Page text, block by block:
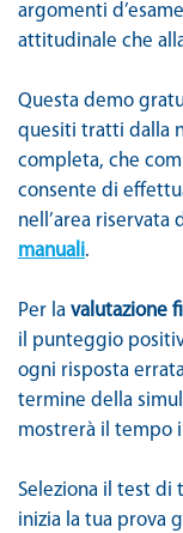
argomenti
attitudinale che
Questa demo
quesiti tratti dalla
completa, che
consente di
nell’area riservata
manuali.
Per la valutazione
il punteggio
ogni risposta
termine della
mostrerà il tempo
Seleziona il test di
inizia la tua prova